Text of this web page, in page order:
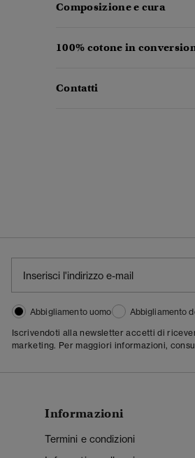
Composizione e cura
100% cotone in
Contatti
Abbigliamento uomo
Abbigliamento
Iscrivendoti alla newsletter accetti di
marketing. Per maggiori informazioni,
Informazioni
Termini e condizioni